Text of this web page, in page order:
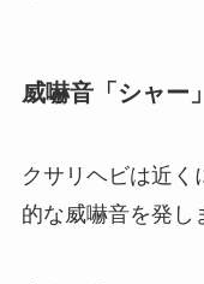
威嚇音「シャー
クサリヘビは近く
的な威嚇音を発し